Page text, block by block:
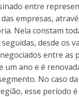
entre
empresas,
Nela constam
desde os
entre as
um ano e é
No caso
esse período é